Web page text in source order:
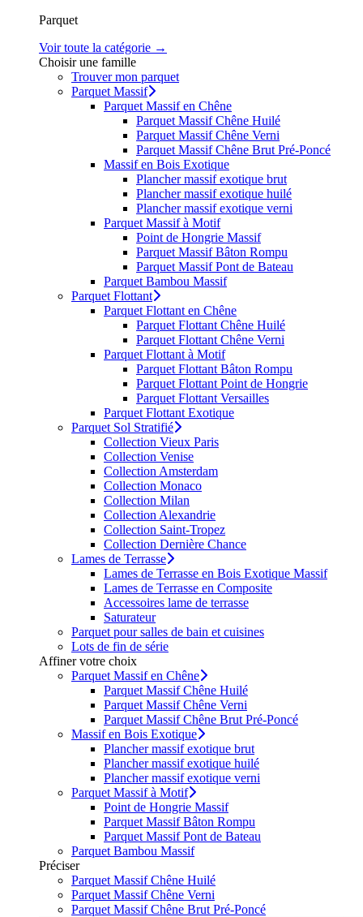
Parquet
Voir toute la catégorie →
Choisir une famille
Trouver mon parquet
Parquet Massif
Parquet Massif en Chêne
Parquet Massif Chêne Huilé
Parquet Massif Chêne Verni
Parquet Massif Chêne Brut Pré-Poncé
Massif en Bois Exotique
Plancher massif exotique brut
Plancher massif exotique huilé
Plancher massif exotique verni
Parquet Massif à Motif
Point de Hongrie Massif
Parquet Massif Bâton Rompu
Parquet Massif Pont de Bateau
Parquet Bambou Massif
Parquet Flottant
Parquet Flottant en Chêne
Parquet Flottant Chêne Huilé
Parquet Flottant Chêne Verni
Parquet Flottant à Motif
Parquet Flottant Bâton Rompu
Parquet Flottant Point de Hongrie
Parquet Flottant Versailles
Parquet Flottant Exotique
Parquet Sol Stratifié
Collection Vieux Paris
Collection Venise
Collection Amsterdam
Collection Monaco
Collection Milan
Collection Alexandrie
Collection Saint-Tropez
Collection Dernière Chance
Lames de Terrasse
Lames de Terrasse en Bois Exotique Massif
Lames de Terrasse en Composite
Accessoires lame de terrasse
Saturateur
Parquet pour salles de bain et cuisines
Lots de fin de série
Affiner votre choix
Parquet Massif en Chêne
Parquet Massif Chêne Huilé
Parquet Massif Chêne Verni
Parquet Massif Chêne Brut Pré-Poncé
Massif en Bois Exotique
Plancher massif exotique brut
Plancher massif exotique huilé
Plancher massif exotique verni
Parquet Massif à Motif
Point de Hongrie Massif
Parquet Massif Bâton Rompu
Parquet Massif Pont de Bateau
Parquet Bambou Massif
Préciser
Parquet Massif Chêne Huilé
Parquet Massif Chêne Verni
Parquet Massif Chêne Brut Pré-Poncé